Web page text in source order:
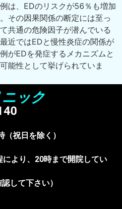
は、EDのリスクが56％も増加
その因果関係の断定には至っ
共通の危険因子が潜んでいる
近ではEDと慢性炎症の関係が
がEDを発症するメカニズムと
能性として挙げられていま
ック
祝日を除く）
より、20時まで開院してい
して下さい）